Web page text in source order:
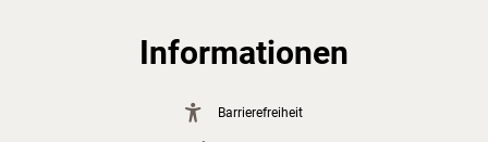
Informationen
Barrierefreiheit